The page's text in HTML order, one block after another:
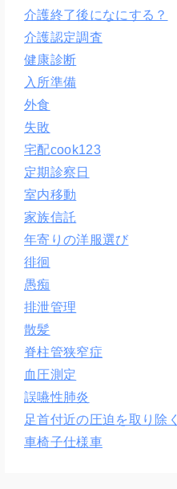
介護終了後になにする？
介護認定調査
健康診断
入所準備
外食
失敗
宅配cook123
定期診察日
室内移動
家族信託
年寄りの洋服選び
徘徊
愚痴
排泄管理
散髪
脊柱管狭窄症
血圧測定
誤嚥性肺炎
足首付近の圧迫を取り除く
車椅子仕様車